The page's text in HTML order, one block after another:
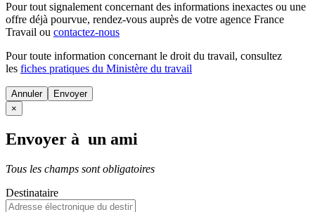
Pour tout signalement concernant des informations inexactes ou une
offre déjà pourvue, rendez-vous auprès de votre agence France
Travail ou contactez-nous
Pour toute information concernant le droit du travail, consultez
les fiches pratiques du Ministère du travail
Annuler
×
Envoyer à un ami
Tous les champs sont obligatoires
Destinataire